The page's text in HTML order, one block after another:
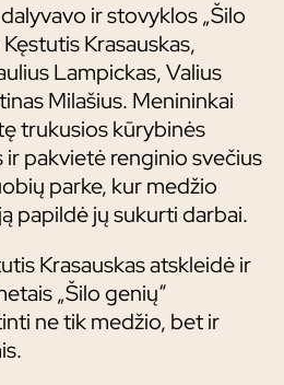
ir stovyklos „Šilo
Krasauskas,
Lampickas, Valius
Milašius. Menininkai
trukusios kūrybinės
pakvietė renginio svečius
parke, kur medžio
papildė jų sukurti darbai.
Krasauskas atskleidė ir
„Šilo genių“
ne tik medžio, bet ir